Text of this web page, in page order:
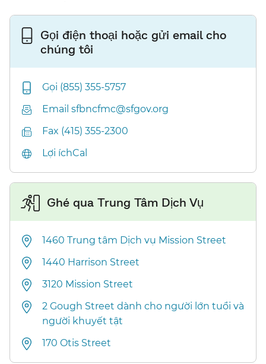
Gọi điện thoại hoặc gửi email cho
chúng tôi​​
Gọi (855) 355-5757​​
Email sfbncfmc@sfgov.org​​
Fax (415) 355-2300​​
Lợi íchCal​​
Ghé qua Trung Tâm Dịch Vụ​​
1460 Trung tâm Dịch vụ Mission Street​​
1440 Harrison Street​​
3120 Mission Street​​
2 Gough Street dành cho người lớn tuổi và
người khuyết tật​​
170 Otis Street​​